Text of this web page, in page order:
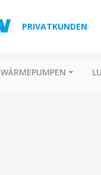
PRIVATKUNDEN
WÄRMEPUMPEN